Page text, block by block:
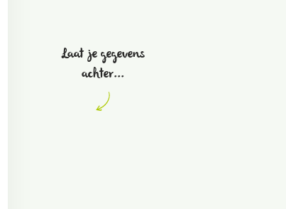
Laat je gegevens
achter...